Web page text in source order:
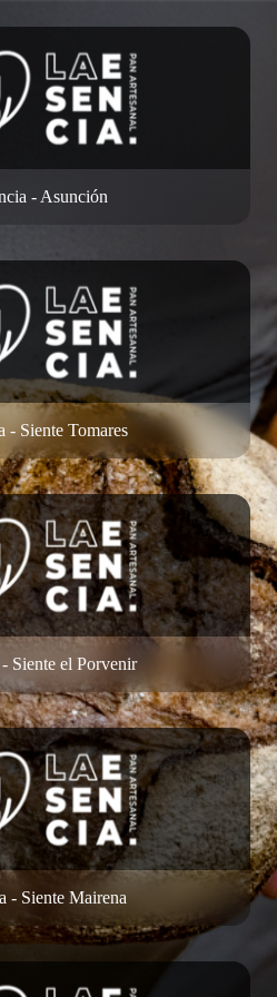
- Asunción
- Siente Tomares
Siente el Porvenir
- Siente Mairena